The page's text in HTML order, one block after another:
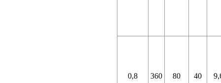
0,8 360 80 40